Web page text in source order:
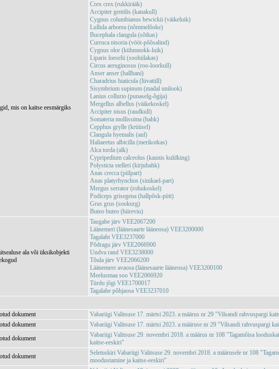
mis on kaitse eesmärgiks
Crex crex (rukkirääk)
Accipiter gentilis (kanakull)
Cygnus columbianus bewickii (väikeluik)
Lullula arborea (nõmmelõoke)
Bucephala clangula (sõtkas)
Curruca nisoria (vööt-põõsalind)
Cygnus olor (kühmnokk-luik)
Liparis loeselii (soohiilakas)
Circus aeruginosus (roo-loorkull)
Anser anser (hallhani)
Charadrius hiaticula (liivatüll)
Sisymbrium supinum (madal unilook)
Lanius collurio (punaselg-õgija)
Mergellus albellus (väikekoskel)
Accipiter nisus (raudkull)
Somateria mollissima (hahk)
Cepphus grylle (krüüsel)
Clangula hyemalis (aul)
Haliaeetus albicilla (merikotkas)
Alca torda (alk)
Cypripedium calceolus (kaunis kuldking)
Polysticta stelleri (kirjuhahk)
Anas crecca (piilpart)
Anas platyrhynchos (sinikael-part)
Mergus serrator (rohukoskel)
Podiceps grisegena (hallpõsk-pütt)
Grus grus (sookurg)
Buteo buteo (hiireviu)
ala või üksikobjekti
Taugabe järv VEE2067200
Läänemeri (läänesaarte lääneosa) VEE3200000
Tagalaht VEE3237000
Põdragu järv VEE2066900
Undva rand VEE3238000
Tõula järv VEE2066200
Läänemere avaosa (läänesaarte lääneosa) VEE3200100
Meelusmaa soo VEE2066920
Türdu jõgi VEE1700017
Tagalahe põhjaosa VEE3237010
dokument
Vabariigi Valitsuse 17. märtsi 2023. a määrus nr 29 "Vilsandi rahvuspargi
dokument
Vabariigi Valitsuse 17. märtsi 2023. a määruse nr 29 "Vilsandi rahvuspargi
dokument
Vabariigi Valitsuse 29. novembri 2018. a määrus nr 108 "Tagamõisa
kaitse-eeskiri"
dokument
Seletuskiri Vabariigi Valitsuse 29. novembri 2018. a määrusele nr 108
moodustamine ja kaitse-eeskiri"